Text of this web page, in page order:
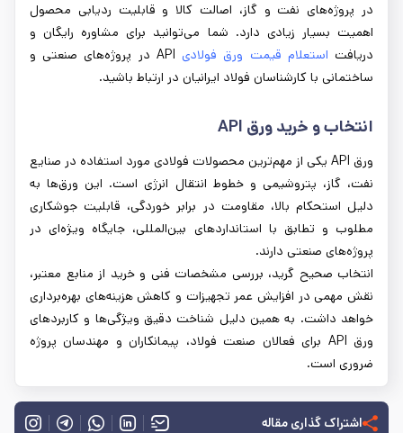
در پروژه‌های نفت و گاز، اصالت کالا و قابلیت ردیابی محصول
اهمیت بسیار زیادی دارد. شما می‌توانید برای مشاوره رایگان و
دریافت استعلام قیمت ورق فولادی
API در پروژه‌های صنعتی و
ساختمانی با کارشناسان فولاد ایرانیان در ارتباط باشید.
انتخاب و خرید ورق
ورق API یکی از مهم‌ترین محصولات فولادی مورد استفاده در صنایع
نفت، گاز، پتروشیمی و خطوط انتقال انرژی است. این ورق‌ها به
دلیل استحکام بالا، مقاومت در برابر خوردگی، قابلیت جوشکاری
مطلوب و تطابق با استانداردهای بین‌المللی، جایگاه ویژه‌ای در
پروژه‌های صنعتی دارند.
انتخاب صحیح گرید، بررسی مشخصات فنی و خرید از منابع معتبر،
نقش مهمی در افزایش عمر تجهیزات و کاهش هزینه‌های بهره‌برداری
خواهد داشت. به همین دلیل شناخت دقیق ویژگی‌ها و کاربردهای
ورق API برای فعالان صنعت فولاد، پیمانکاران و مهندسان پروژه
ضروری است.
اشتراک گذاری مقاله